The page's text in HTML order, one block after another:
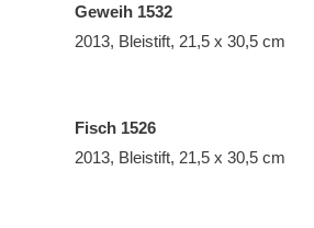
Geweih 1532
2013, Bleistift, 21,5 x 30,5 cm
Fisch 1526
2013, Bleistift, 21,5 x 30,5 cm